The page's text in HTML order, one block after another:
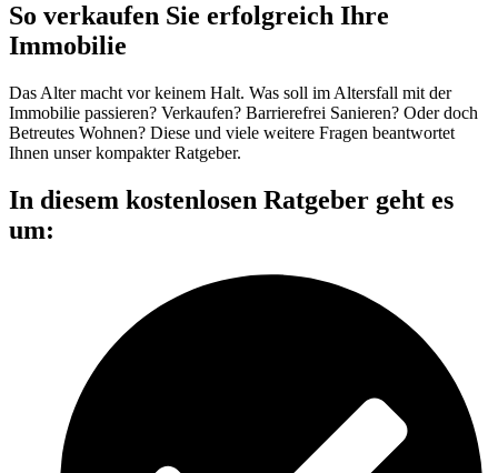
So verkaufen Sie erfolgreich Ihre
Immobilie
Das Alter macht vor keinem Halt. Was soll im Altersfall mit der
Immobilie passieren? Verkaufen? Barrierefrei Sanieren? Oder doch
Betreutes Wohnen? Diese und viele weitere Fragen beantwortet
Ihnen unser kompakter Ratgeber.
In diesem kostenlosen Ratgeber geht es
um: